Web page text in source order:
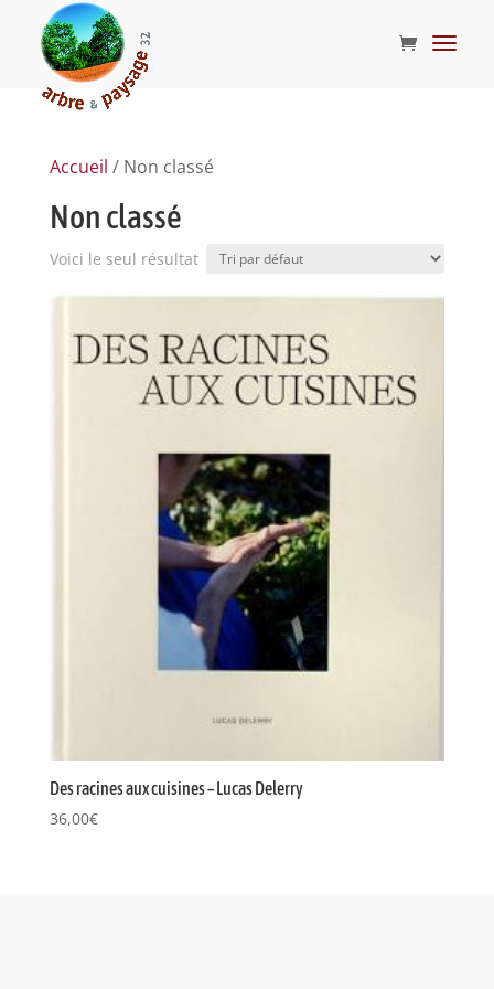
Accueil / Non classé
Non classé
Voici le seul résultat
Des racines aux cuisines – Lucas Delerry
36,00€